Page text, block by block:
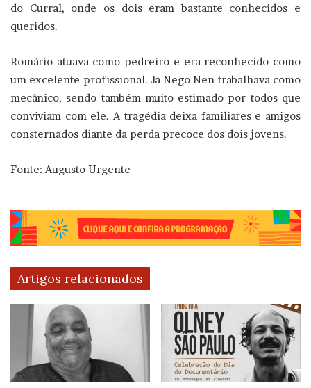
do Curral, onde os dois eram bastante conhecidos e
queridos.
Romário atuava como pedreiro e era reconhecido como
um excelente profissional. Já Nego Nen trabalhava como
mecânico, sendo também muito estimado por todos que
conviviam com ele. A tragédia deixa familiares e amigos
consternados diante da perda precoce dos dois jovens.
Fonte: Augusto Urgente
Artigos relacionados